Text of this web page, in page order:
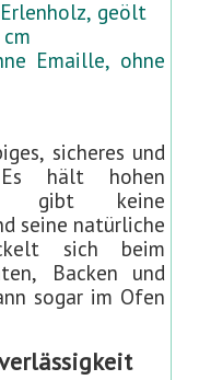
geölt
Emaille, ohne
sicheres und
hält hohen
gibt keine
seine natürliche
sich beim
Backen und
sogar im Ofen